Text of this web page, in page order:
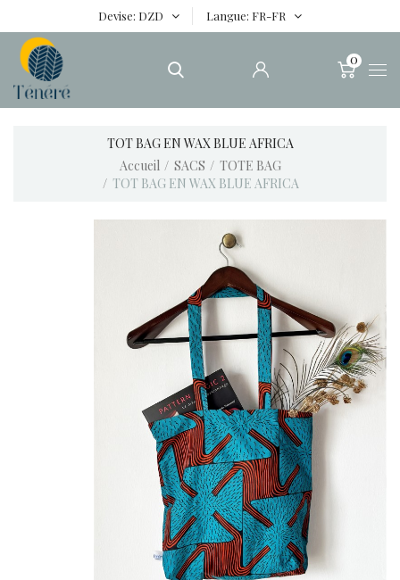
Devise DZD Langue FR-FR
0
TOT BAG EN WAX BLUE AFRICA
Accueil
SACS
TOTE BAG
TOT BAG EN WAX BLUE AFRICA